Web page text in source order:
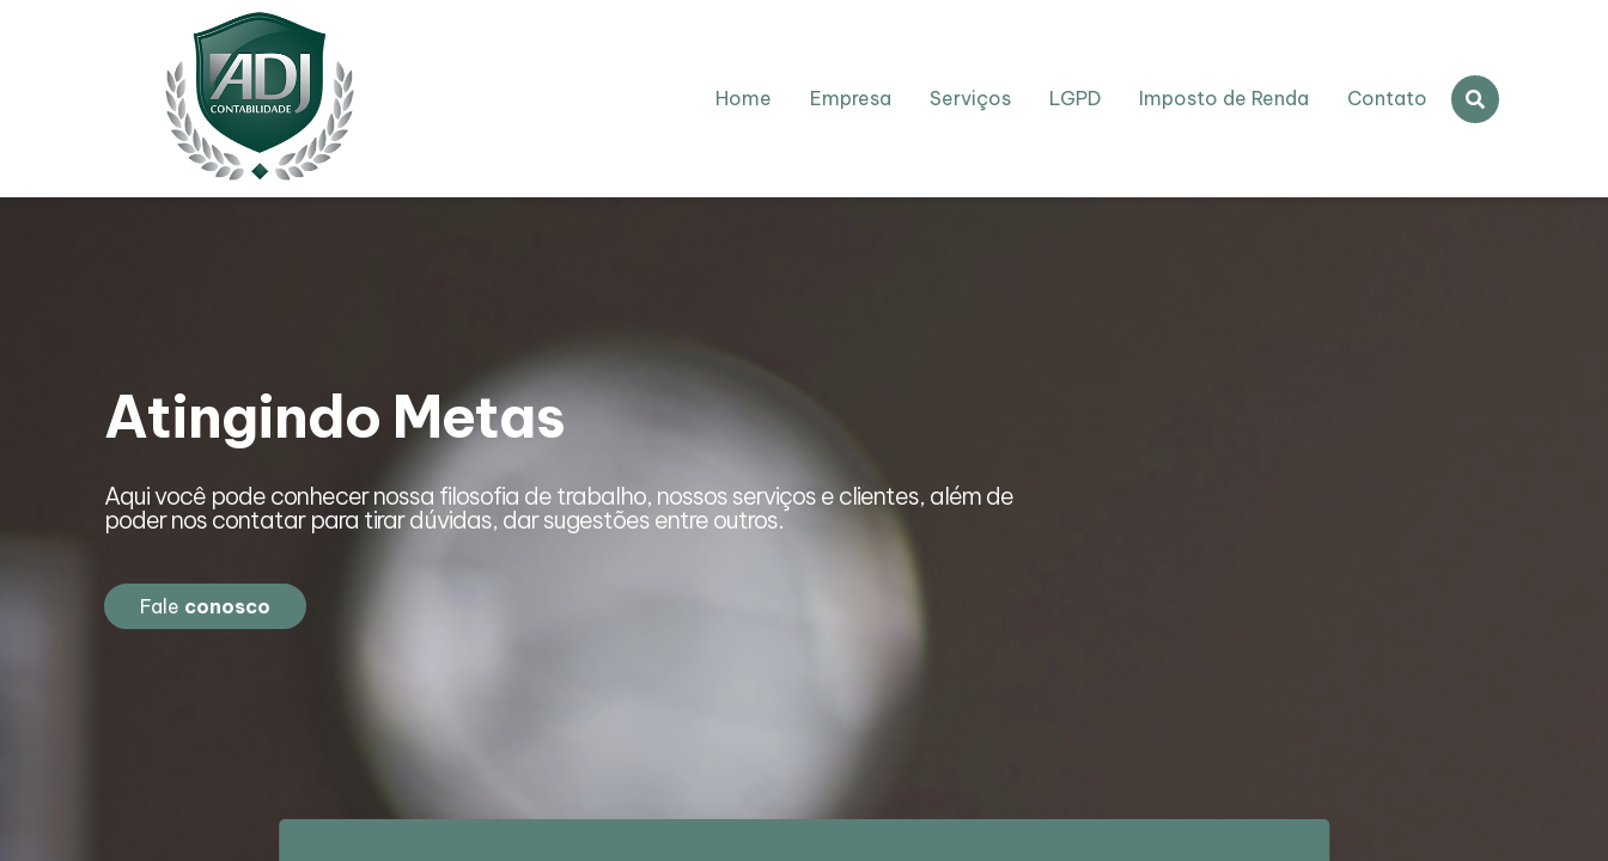
Home Empresa Serviços LGPD Imposto de Renda Contato
Atingindo Metas
Aqui você pode conhecer nossa filosofia de trabalho, nossos serviços e clientes, além de
poder nos contatar para tirar dúvidas, dar sugestões entre outros.
Fale conosco